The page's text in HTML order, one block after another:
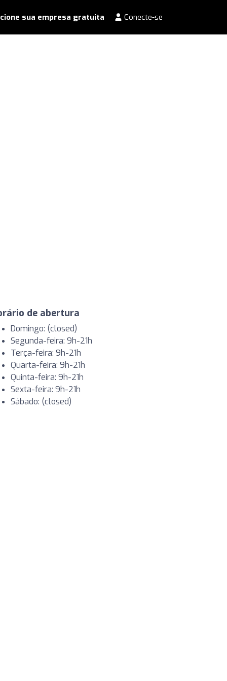
sua empresa gratuita Conecte-se
de abertura
Domingo: (closed)
Segunda-feira: 9h-21h
Terça-feira: 9h-21h
Quarta-feira: 9h-21h
Quinta-feira: 9h-21h
Sexta-feira: 9h-21h
Sábado: (closed)